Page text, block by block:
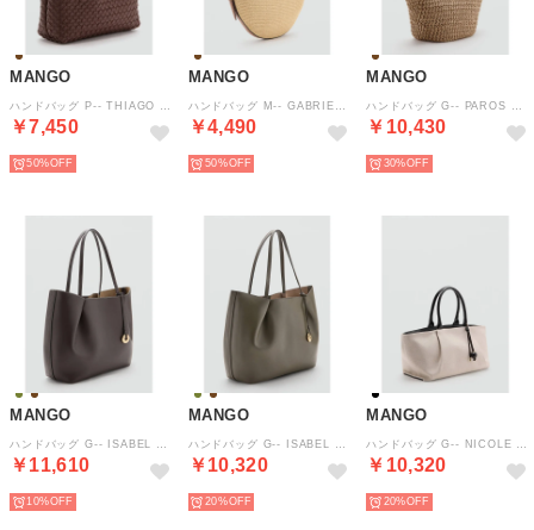
MANGO
￥7,450
50%
MANGO
￥4,490
50%
MANGO
￥10,430
30%
MANGO
￥11,610
10%
MANGO
￥10,320
20%
MANGO
￥10,320
20%